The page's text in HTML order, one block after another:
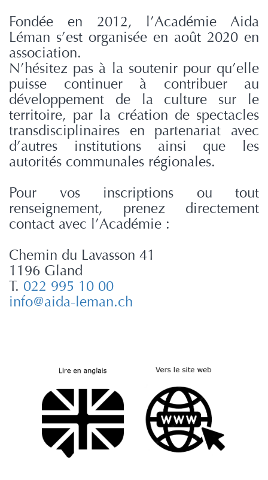
Fondée en 2012, l’Académie Aida
Léman s’est organisée en août 2020 en
association.
N’hésitez pas à la soutenir pour qu’elle
puisse continuer à contribuer au
développement de la culture sur le
territoire, par la création de spectacles
transdisciplinaires en partenariat avec
d’autres institutions ainsi que les
autorités communales régionales.
Pour vos inscriptions ou tout
renseignement, prenez directement
contact avec l’Académie :
Chemin du Lavasson 41
1196 Gland
T. 022 995 10 00
info@aida-leman.ch